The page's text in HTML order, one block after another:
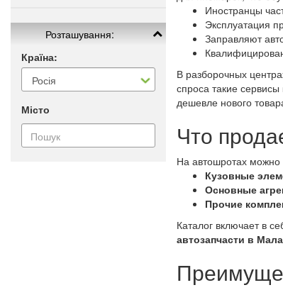
Розташування:
Країна:
Місто
Иностранцы
Эксплуатация
Заправляют
В разборочных
спроса такие
дешевле нового
Что
На автошротах можно
Кузовные
Основные
Прочие
Каталог включает в
автозапчасти в